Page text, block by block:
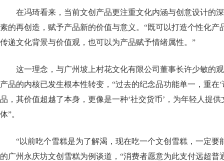
在冯琦看来，当前文创产品更注重文化内涵与创意设计的
素的再创造，赋予产品新的价值与意义。“既可以打造个性化产
传递文化背景与价值观，也可以为产品赋予情绪属性。”
这一理念，与广州坡上村花文化有限公司董事长许少敏的
产品的内核已发生根本性转变，“过去的纪念品功能单一，重在
品，其价值超越了本身，更像是一种‘社交货币’，为年轻人提
体”。
“以前吃个雪糕是为了解渴，现在吃一个文创雪糕，一定要
的广州永庆坊文创雪糕为例谈道，“消费者愿意为此支付远超普